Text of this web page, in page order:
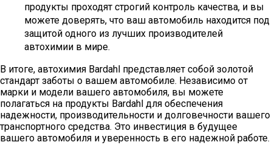
продукты проходят строгий контроль качества, и вы
можете доверять, что ваш автомобиль находится под
защитой одного из лучших производителей
автохимии в мире.
В итоге, автохимия Bardahl представляет собой золотой
стандарт заботы о вашем автомобиле. Независимо от
марки и модели вашего автомобиля, вы можете
полагаться на продукты Bardahl для обеспечения
надежности, производительности и долговечности вашего
транспортного средства. Это инвестиция в будущее
вашего автомобиля и уверенность в его надежной работе.